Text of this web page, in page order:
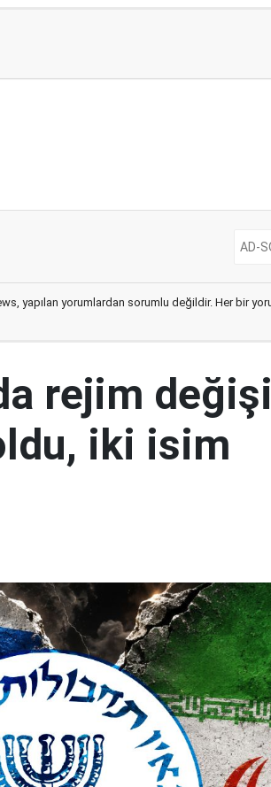
yapılan yorumlardan sorumlu değildir. Her bir
rejim
iki isim